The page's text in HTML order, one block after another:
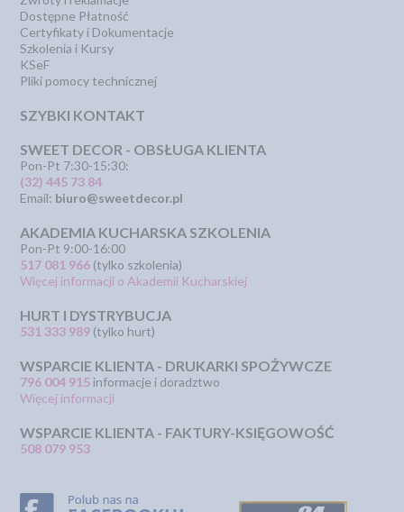
Dostępne Płatność
Certyfikaty i Dokumentacje
Szkolenia i Kursy
KSeF
Pliki pomocy technicznej
SZYBKI KONTAKT
SWEET DECOR - OBSŁUGA KLIENTA
Pon-Pt 7:30-15:30:
(32) 445 73 84
Email: biuro@sweetdecor.pl
AKADEMIA KUCHARSKA SZKOLENIA
Pon-Pt 9:00-16:00
517 081 966 (tylko szkolenia)
Więcej informacji o Akademii Kucharskiej
HURT I DYSTRYBUCJA
531 333 989 (tylko hurt)
WSPARCIE KLIENTA - DRUKARKI SPOŻYWCZE
796 004 915 informacje i doradztwo
Więcej informacji
WSPARCIE KLIENTA - FAKTURY-KSIĘGOWOŚĆ
508 079 953